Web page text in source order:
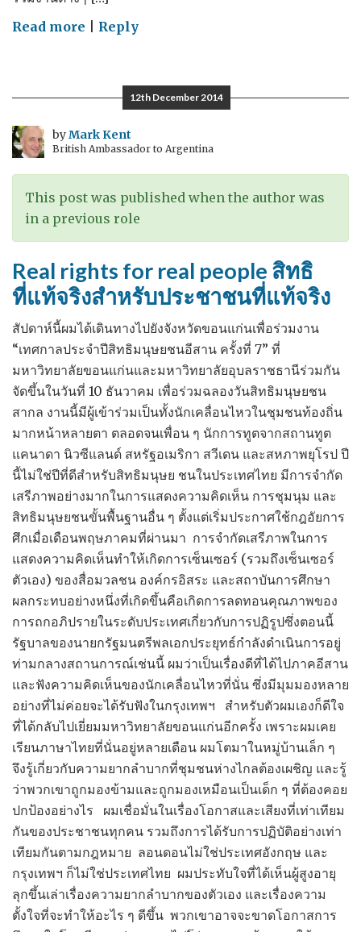
Read more on
2557
Reply
12th December 2014
byMark Kent
British Ambassador to Argentina
This post was published when the author was
in a previous role
Real rights for real people สิทธิ
ที่แท้จริงสำหรับประชาชนที่แท้จริง
สัปดาห์นี้ผมได้เดินทางไปยังจังหวัดขอนแก่นเพื่อร่วมงาน
“เทศกาลประจำปีสิทธิมนุษยชนอีสาน ครั้งที่ 7” ที่
มหาวิทยาลัยขอนแก่นและมหาวิทยาลัยอุบลราชธานีร่วมกัน
จัดขึ้นในวันที่ 10 ธันวาคม เพื่อร่วมฉลองวันสิทธิมนุษยชน
สากล งานนี้มีผู้เข้าร่วมเป็นทั้งนักเคลื่อนไหวในชุมชนท้องถิ่น
มากหน้าหลายตา ตลอดจนเพื่อน ๆ นักการทูตจากสถานทูต
แคนาดา นิวซีแลนด์ สหรัฐอเมริกา สวีเดน และสหภาพยุโรป ปี
นี้ไม่ใช่ปีที่ดีสำหรับสิทธิมนุษย ชนในประเทศไทย มีการจำกัด
เสรีภาพอย่างมากในการแสดงความคิดเห็น การชุมนุม และ
สิทธิมนุษยชนขั้นพื้นฐานอื่น ๆ ตั้งแต่เริ่มประกาศใช้กฎอัยการ
ศึกเมื่อเดือนพฤษภาคมที่ผ่านมา การจำกัดเสรีภาพในการ
แสดงความคิดเห็นทำให้เกิดการเซ็นเซอร์ (รวมถึงเซ็นเซอร์
ตัวเอง) ของสื่อมวลชน องค์กรอิสระ และสถาบันการศึกษา
ผลกระทบอย่างหนึ่งที่เกิดขึ้นคือเกิดการลดทอนคุณภาพของ
การถกอภิปรายในระดับประเทศเกี่ยวกับการปฏิรูปซึ่งตอนนี้
รัฐบาลของนายกรัฐมนตรีพลเอกประยุทธ์กำลังดำเนินการอยู่
ท่ามกลางสถานการณ์เช่นนี้ ผมว่าเป็นเรื่องดีที่ได้ไปภาคอีสาน
และฟังความคิดเห็นของนักเคลื่อนไหวที่นั่น ซึ่งมีมุมมองหลาย
อย่างที่ไม่ค่อยจะได้รับฟังในกรุงเทพฯ สำหรับตัวผมเองก็ดีใจ
ที่ได้กลับไปเยี่ยมมหาวิทยาลัยขอนแก่นอีกครั้ง เพราะผมเคย
เรียนภาษาไทยที่นั่นอยู่หลายเดือน ผมโตมาในหมู่บ้านเล็ก ๆ
จึงรู้เกี่ยวกับความยากลำบากที่ชุมชนห่างไกลต้องเผชิญ และรู้
ว่าพวกเขาถูกมองข้ามและถูกมองเหมือนเป็นเด็ก ๆ ที่ต้องคอย
ปกป้องอย่างไร ผมเชื่อมั่นในเรื่องโอกาสและเสียงที่เท่าเทียม
กันของประชาชนทุกคน รวมถึงการได้รับการปฏิบัติอย่างเท่า
เทียมกันตามกฎหมาย ลอนดอนไม่ใช่ประเทศอังกฤษ และ
กรุงเทพฯ ก็ไม่ใช่ประเทศไทย ผมประทับใจที่ได้เห็นผู้สูงอายุ
ลุกขึ้นเล่าเรื่องความยากลำบากของตัวเอง และเรื่องความ
ตั้งใจที่จะทำให้อะไร ๆ ดีขึ้น พวกเขาอาจจะขาดโอกาสการ